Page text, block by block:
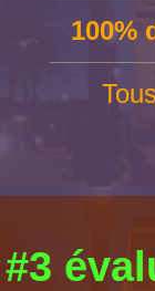
100%
#3